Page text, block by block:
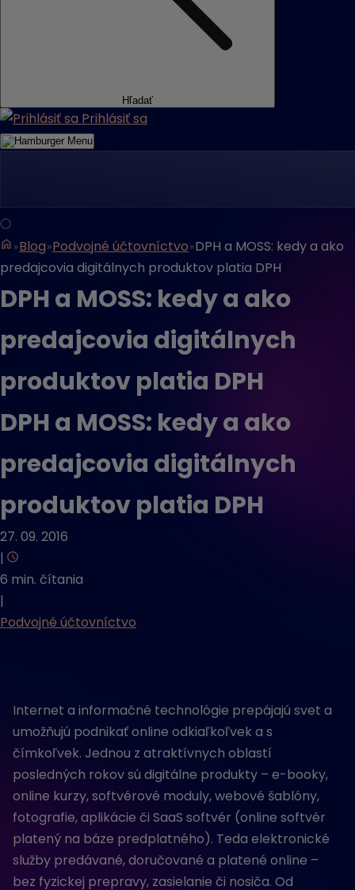
Hľadať
Prihlásiť sa
Menu
Blog Podvojné účtovníctvo DPH a MOSS: kedy a ako
predajcovia digitálnych produktov platia DPH
DPH a MOSS: kedy a ako
predajcovia digitálnych
produktov platia DPH
DPH a MOSS: kedy a ako
predajcovia digitálnych
produktov platia DPH
27. 09. 2016
|
6 min. čítania
|
Podvojné účtovníctvo
Internet a informačné technológie prepájajú svet a
umožňujú podnikať online odkiaľkoľvek a s
čímkoľvek. Jednou z atraktívnych oblastí
posledných rokov sú digitálne produkty – e-booky,
online kurzy, softvérové moduly, webové šablóny,
fotografie, aplikácie či SaaS softvér (online softvér
platený na báze predplatného). Teda elektronické
služby predávané, doručované a platené online –
bez fyzickej prepravy, zasielanie či nosiča. Od